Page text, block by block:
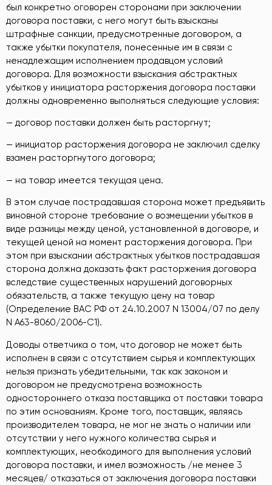
был конкретно оговорен сторонами при заключении
договора поставки, с него могут быть взысканы
штрафные санкции, предусмотренные договором, а
также убытки покупателя, понесенные им в связи с
ненадлежащим исполнением продавцом условий
договора. Для возможности взыскания абстрактных
убытков у инициатора расторжения договора поставки
должны одновременно выполняться следующие условия:
— договор поставки должен быть расторгнут;
— инициатор расторжения договора не заключил сделку
взамен расторгнутого договора;
— на товар имеется текущая цена.
В этом случае пострадавшая сторона может предъявить
виновной стороне требование о возмещении убытков в
виде разницы между ценой, установленной в договоре, и
текущей ценой на момент расторжения договора. При
этом при взыскании абстрактных убытков пострадавшая
сторона должна доказать факт расторжения договора
вследствие существенных нарушений договорных
обязательств, а также текущую цену на товар
(Определение ВАС РФ от 24.10.2007 N 13004/07 по делу
N А63-8060/2006-С1).
Доводы ответчика о том, что договор не может быть
исполнен в связи с отсутствием сырья и комплектующих
нельзя признать убедительными, так как законом и
договором не предусмотрена возможность
одностороннего отказа поставщика от поставки товара
по этим основаниям. Кроме того, поставщик, являясь
производителем товара, не мог не знать о наличии или
отсутствии у него нужного количества сырья и
комплектующих, необходимого для выполнения условий
договора поставки, и имел возможность /не менее 3
месяцев/ отказаться от заключения договора поставки